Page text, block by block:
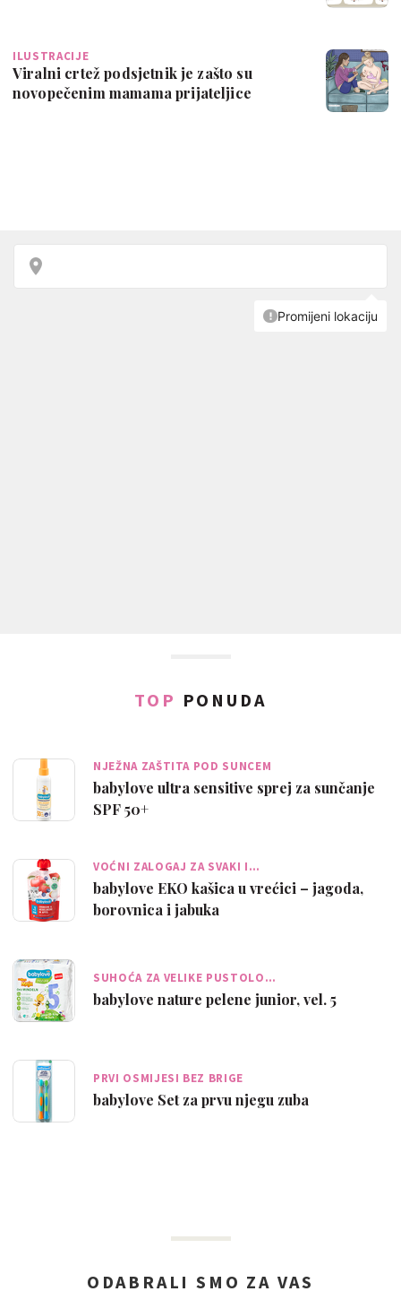
ILUSTRACIJE
Viralni crtež podsjetnik je zašto su
novopečenim mamama prijateljice
TOP PONUDA
NJEŽNA ZAŠTITA POD SUNCEM
babylove ultra sensitive sprej za sunčanje
SPF 50+
VOĆNI ZALOGAJ ZA SVAKI I…
babylove EKO kašica u vrećici – jagoda,
borovnica i jabuka
SUHOĆA ZA VELIKE PUSTOLO…
babylove nature pelene junior, vel. 5
PRVI OSMIJESI BEZ BRIGE
babylove Set za prvu njegu zuba